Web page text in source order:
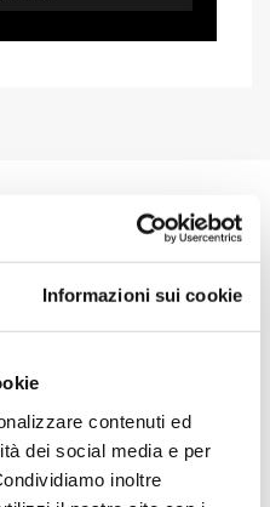
Informazioni sui cookie
contenuti ed
dei social media e per
inoltre